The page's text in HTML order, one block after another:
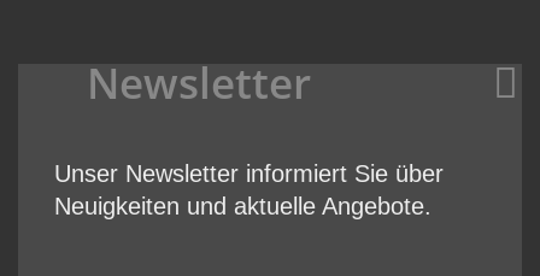
Newsletter
Unser Newsletter informiert Sie über
Neuigkeiten und aktuelle Angebote.